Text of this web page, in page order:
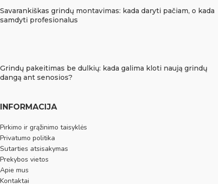
Savarankiškas grindų montavimas: kada daryti pačiam, o kada
samdyti profesionalus
Grindų pakeitimas be dulkių: kada galima kloti naują grindų
dangą ant senosios?
INFORMACIJA
Pirkimo ir grąžinimo taisyklės
Privatumo politika
Sutarties atsisakymas
Prekybos vietos
Apie mus
Kontaktai